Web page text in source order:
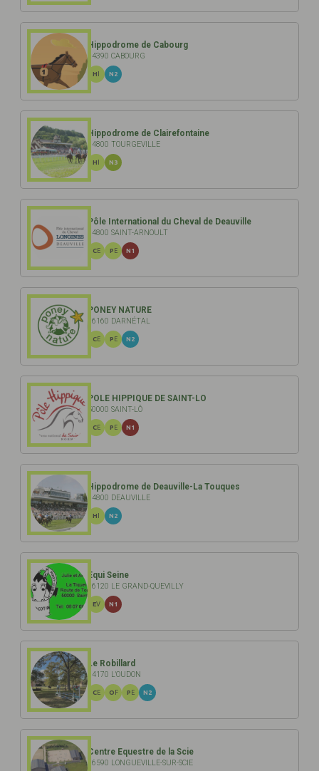
Hippodrome de Cabourg
14390 CABOURG
N2
Hippodrome de Clairefontaine
14800 TOURGEVILLE
N3
Pôle International du Cheval de Deauville
14800 SAINT-ARNOULT
CE PE N1
PONEY NATURE
76160 DARNÉTAL
CE PE N2
POLE HIPPIQUE DE SAINT-LO
50000 SAINT-LÔ
CE PE N1
Hippodrome de Deauville-La Touques
14800 DEAUVILLE
N2
Equi Seine
76120 LE GRAND-QUEVILLY
EV N1
Le Robillard
14170 L'OUDON
CE OF PE N2
Centre Equestre de la Scie
76590 LONGUEVILLE-SUR-SCIE